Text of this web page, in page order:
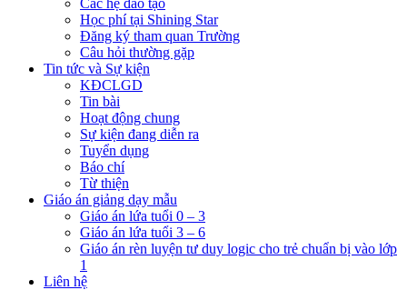
Các hệ đào tạo
Học phí tại Shining Star
Đăng ký tham quan Trường
Câu hỏi thường gặp
Tin tức và Sự kiện
KĐCLGD
Tin bài
Hoạt động chung
Sự kiện đang diễn ra
Tuyển dụng
Báo chí
Từ thiện
Giáo án giảng dạy mẫu
Giáo án lứa tuổi 0 – 3
Giáo án lứa tuổi 3 – 6
Giáo án rèn luyện tư duy logic cho trẻ chuẩn bị vào lớp
1
Liên hệ